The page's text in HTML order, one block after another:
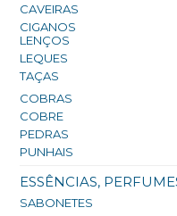
CAVEIRAS
CIGANOS
LENÇOS
LEQUES
TAÇAS
COBRAS
COBRE
PEDRAS
PUNHAIS
ESSÊNCIAS,
SABONETES